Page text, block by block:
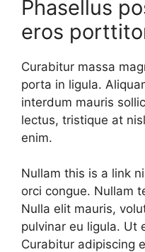
Phasellus
eros
Curabitur massa
porta in ligula.
interdum mauris
lectus, tristique at
enim.
Nullam this is a link
orci congue. Nullam
Nulla elit mauris,
pulvinar eu ligula. Ut
Curabitur adipiscing